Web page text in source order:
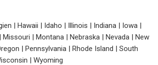
| Hawaii | Idaho | Illinois | Indiana | Iowa |
| Montana | Nebraska | Nevada | New
| Pennsylvania | Rhode Island | South
| Wyoming